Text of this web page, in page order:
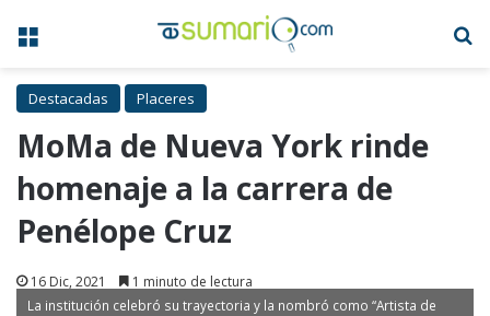
Menú
Destacadas Placeres
MoMa de Nueva York rinde
homenaje a la carrera de
Penélope Cruz
16 Dic, 2021 1 minuto de lectura
La institución celebró su trayectoria y la nombró como “Artista de